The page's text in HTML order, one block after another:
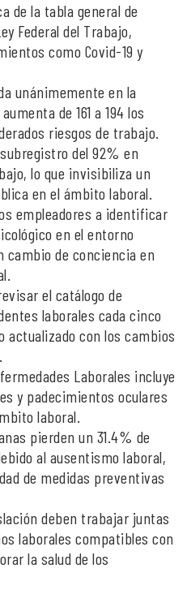
de la tabla general de
Federal del Trabajo,
como Covid-19 y
unánimemente en la
de 161 a 194 los
riesgos de trabajo.
del 92% en
lo que invisibiliza un
en el ámbito laboral.
empleadores a identificar
en el entorno
cambio de conciencia en
el catálogo de
laborales cada cinco
actualizado con los cambios
Laborales incluye
y padecimientos oculares
laboral.
pierden un 31.4% de
al ausentismo laboral,
de medidas preventivas
deben trabajar juntas
laborales compatibles con
la salud de los